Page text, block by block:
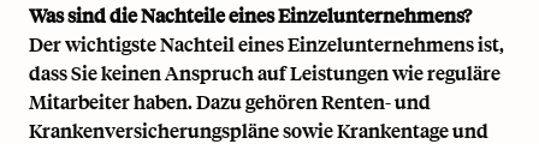
Was sind die Nachteile eines Einzelunternehmens?
Der wichtigste Nachteil eines Einzelunternehmens ist,
dass Sie keinen Anspruch auf Leistungen wie reguläre
Mitarbeiter haben. Dazu gehören Renten- und
Krankenversicherungspläne sowie Krankentage und